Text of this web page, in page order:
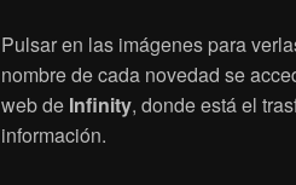
Pulsar en las imágenes para
nombre de cada novedad se
web de Infinity, donde está el
información.